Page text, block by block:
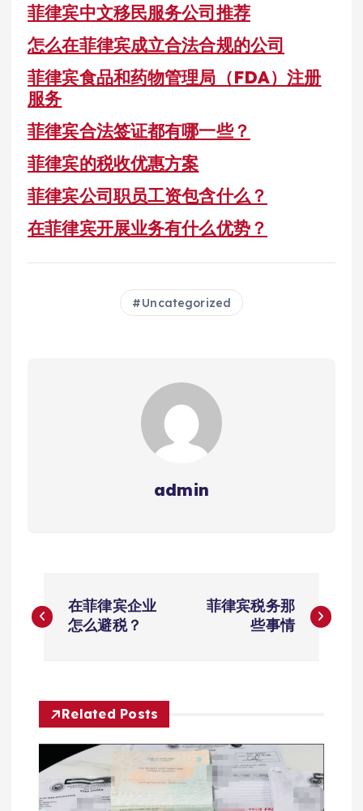
菲律宾中文移民服务公司推荐
怎么在菲律宾成立合法合规的公司
菲律宾食品和药物管理局（FDA）注册
服务
菲律宾合法签证都有哪一些？
菲律宾的税收优惠方案
菲律宾公司职员工资包含什么？
在菲律宾开展业务有什么优势？
Uncategorized
admin
章
航
在菲律宾企业
怎么避税？
菲律宾税务那
些事情
Related Posts